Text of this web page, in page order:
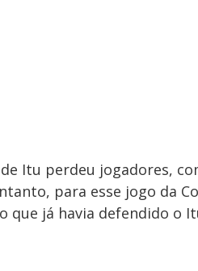
Itu perdeu jogadores,
para esse jogo da
que já havia defendido o